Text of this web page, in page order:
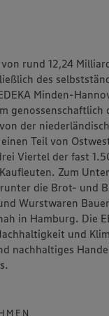
rund 12,24
des
Minden-
der
Teil von
Viertel der fast
Zum
die Brot- und
Wurstwaren
in Hamburg. Die
und
nachhaltiges